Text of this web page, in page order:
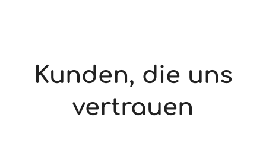
Kunden, die uns
vertrauen